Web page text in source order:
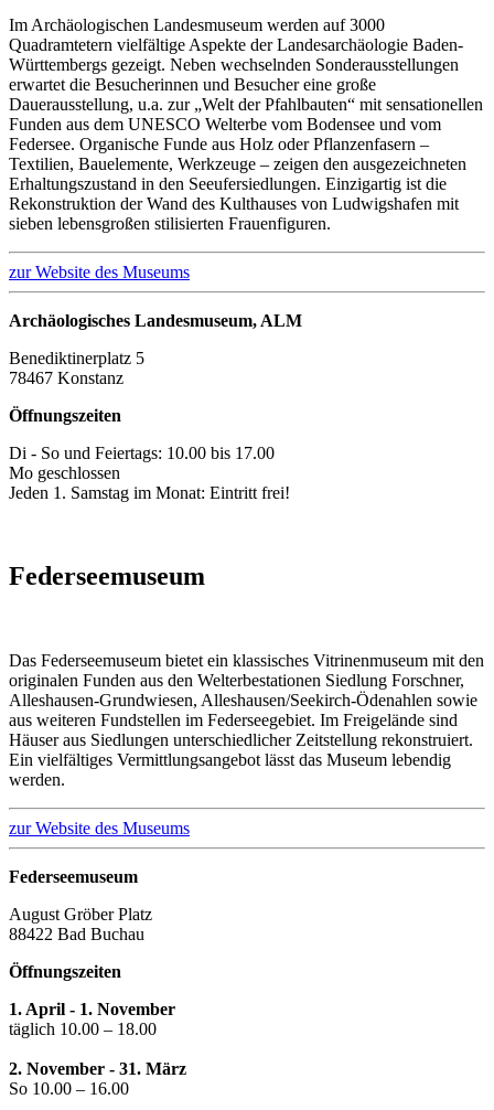
Im Archäologischen Landesmuseum werden auf 3000
Quadramtetern vielfältige Aspekte der Landesarchäologie Baden-
Württembergs gezeigt. Neben wechselnden Sonderausstellungen
erwartet die Besucherinnen und Besucher eine große
Dauerausstellung, u.a. zur „Welt der Pfahlbauten“ mit sensationellen
Funden aus dem UNESCO Welterbe vom Bodensee und vom
Federsee. Organische Funde aus Holz oder Pflanzenfasern –
Textilien, Bauelemente, Werkzeuge – zeigen den ausgezeichneten
Erhaltungszustand in den Seeufersiedlungen. Einzigartig ist die
Rekonstruktion der Wand des Kulthauses von Ludwigshafen mit
sieben lebensgroßen stilisierten Frauenfiguren.
zur Website des Museums
Archäologisches Landesmuseum, ALM
Benediktinerplatz 5
78467 Konstanz
Öffnungszeiten
Di - So und Feiertags: 10.00 bis 17.00
Mo geschlossen
Jeden 1. Samstag im Monat: Eintritt frei!
Federseemuseum
Das Federseemuseum bietet ein klassisches Vitrinenmuseum mit den
originalen Funden aus den Welterbestationen Siedlung Forschner,
Alleshausen-Grundwiesen, Alleshausen/Seekirch-Ödenahlen sowie
aus weiteren Fundstellen im Federseegebiet. Im Freigelände sind
Häuser aus Siedlungen unterschiedlicher Zeitstellung rekonstruiert.
Ein vielfältiges Vermittlungsangebot lässt das Museum lebendig
werden.
zur Website des Museums
Federseemuseum
August Gröber Platz
88422 Bad Buchau
Öffnungszeiten
1. April - 1. November
täglich 10.00 – 18.00
2. November - 31. März
So 10.00 – 16.00